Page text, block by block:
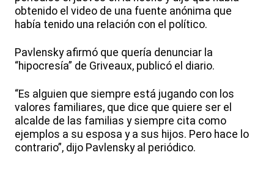
obtenido el video de una fuente anónima que
había tenido una relación con el político.
Pavlensky afirmó que quería denunciar la
“hipocresía” de Griveaux, publicó el diario.
“Es alguien que siempre está jugando con los
valores familiares, que dice que quiere ser el
alcalde de las familias y siempre cita como
ejemplos a su esposa y a sus hijos. Pero hace lo
contrario”, dijo Pavlensky al periódico.